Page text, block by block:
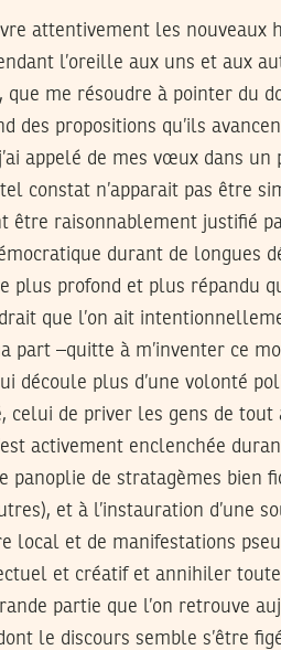
attentivement les nouveaux
l’oreille aux uns et aux
me résoudre à pointer du
des propositions qu’ils
j’ai appelé de mes vœux dans
tel constat n’apparait pas être
être raisonnablement justifié
durant de longues
plus profond et plus répandu
que l’on ait
part –quitte à m’inventer ce
découle plus d’une volonté
de priver les gens de tout
activement enclenchée
panoplie de stratagèmes bien
et à l’instauration d’une
local et de manifestations
et créatif et annihiler
partie que l’on retrouve
le discours semble s’être